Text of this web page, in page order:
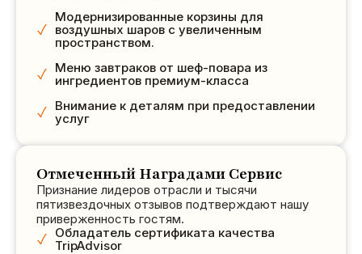
Модернизированные корзины для
воздушных шаров с увеличенным
пространством.
Меню завтраков от шеф-повара из
ингредиентов премиум-класса
Внимание к деталям при предоставлении
услуг
Отмеченный Наградами Сервис
Признание лидеров отрасли и тысячи
пятизвездочных отзывов подтверждают нашу
приверженность гостям.
Обладатель сертификата качества
TripAdvisor